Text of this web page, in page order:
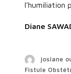
l’humiliation
Diane
Author
josiane
Fistule